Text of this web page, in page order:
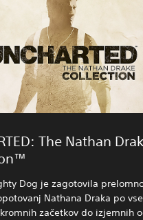
The Nathan
Dog je zagotovila
Nathana Draka po
začetkov do izjemnih